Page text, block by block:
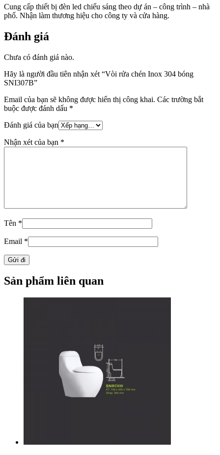
Cung cấp thiết bị đèn led chiếu sáng theo dự án – công trình – nhà
phố. Nhận làm thương hiệu cho công ty và cửa hàng.
Đánh giá
Chưa có đánh giá nào.
Hãy là người đầu tiên nhận xét “Vòi rửa chén Inox 304 bóng
SNI307B”
Email của bạn sẽ không được hiển thị công khai. Các trường bắt
buộc được đánh dấu *
Đánh giá của bạn
Nhận xét của bạn *
Tên *
Email *
Sản phẩm liên quan